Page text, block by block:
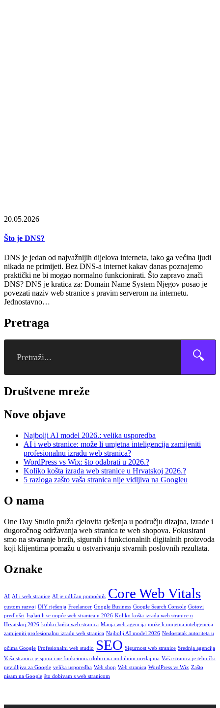
20.05.2026
Što je DNS?
DNS je jedan od najvažnijih dijelova interneta, iako ga većina ljudi
nikada ne primijeti. Bez DNS-a internet kakav danas poznajemo
praktički ne bi mogao normalno funkcionirati. Što zapravo znači
DNS? DNS je kratica za: Domain Name System Njegov posao je
povezati naziv web stranice s pravim serverom na internetu.
Jednostavno…
Pretraga
🔍
Društvene mreže
Nove objave
Najbolji AI model 2026.: velika usporedba
AI i web stranice: može li umjetna inteligencija zamijeniti
profesionalnu izradu web stranica?
WordPress vs Wix: što odabrati u 2026.?
Koliko košta izrada web stranice u Hrvatskoj 2026.?
5 razloga zašto vaša stranica nije vidljiva na Googleu
O nama
One Day Studio pruža cjelovita rješenja u području dizajna, izrade i
dugoročnog održavanja web stranica te web shopova. Fokusirani
smo na stvaranje brzih, sigurnih i funkcionalnih digitalnih proizvoda
koji klijentima pomažu u ostvarivanju stvarnih poslovnih rezultata.
Oznake
AI AI i web stranice AI je odličan pomoćnik Core Web Vitals
custom razvoj DIY rješenja Freelancer Google Business Google Search Console Gotovi
predlošci Isplati li se uopće web stranica u 2026 Koliko košta izrada web stranice u
Hrvatskoj 2026 koliko košta web stranica Manja web agencija može li umjetna inteligencija
zamijeniti profesionalnu izradu web stranica Najbolji AI model 2026 Nedostatak autoriteta u
očima Google Profesionalni web studio SEO Sigurnost web stranice Srednja agencija
Vaša stranica je spora i ne funkcionira dobro na mobilnim uređajima Vaša stranica je tehnički
nevidljiva za Google velika usporedba Web shop Web stranica WordPress vs Wix Zašto
nisam na Google što dobivam s web stranicom